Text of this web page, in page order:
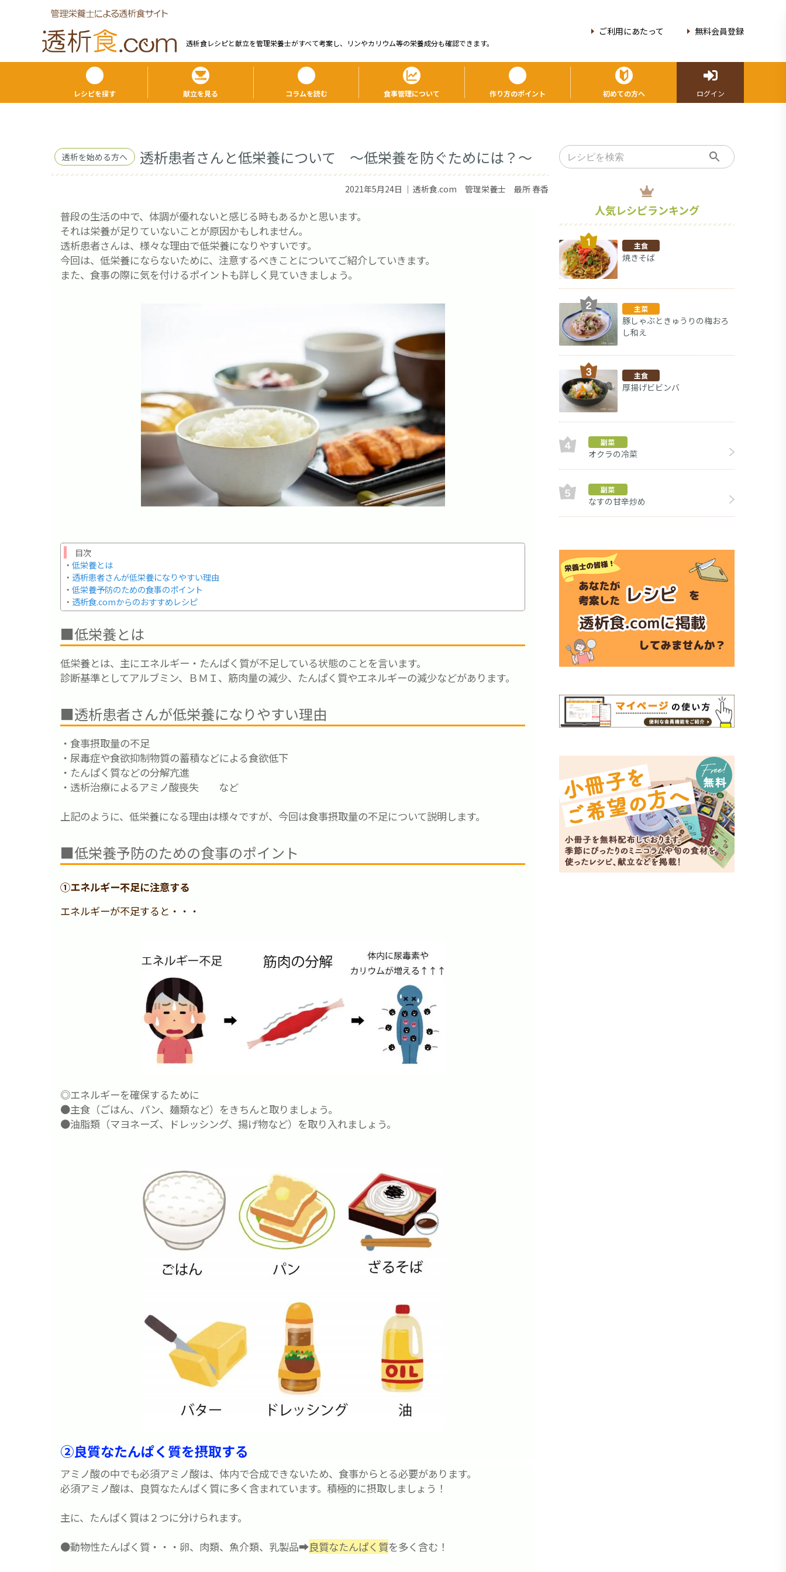
透析食レシピと献⽴を管理栄養⼠がすべて考案し、リンやカリウム等の栄養成分も確認できます。
ご利用にあたって 無料会員登録
レシピを探す 献立を見る コラムを読む 食事管理について 作り方のポイント 初めての方へ ログイン
透析を始める方へ 透析患者さんと低栄養について ～低栄養を防ぐためには？～
2021年5月24日 ｜ 透析食.com 管理栄養士 最所 春香
普段の生活の中で、体調が優れないと感じる時もあるかと思います。
それは栄養が足りていないことが原因かもしれません。
透析患者さんは、様々な理由で低栄養になりやすいです。
今回は、低栄養にならないために、注意するべきことについてご紹介していきます。
また、食事の際に気を付けるポイントも詳しく見ていきましょう。
目次
・ 低栄養とは
・ 透析患者さんが低栄養になりやすい理由
・ 低栄養予防のための食事のポイント
・ 透析食.comからのおすすめレシピ
■低栄養とは
低栄養とは、主にエネルギー・たんぱく質が不足している状態のことを言います。
診断基準としてアルブミン、ＢＭＩ、筋肉量の減少、たんぱく質やエネルギーの減少などがあります。
■透析患者さんが低栄養になりやすい理由
・食事摂取量の不足
・尿毒症や食欲抑制物質の蓄積などによる食欲低下
・たんぱく質などの分解亢進
・透析治療によるアミノ酸喪失 など
上記のように、低栄養になる理由は様々ですが、今回は食事摂取量の不足について説明します。
■低栄養予防のための食事のポイント
①エネルギー不足に注意する
エネルギーが不足すると・・・
◎エネルギーを確保するために
●主食（ごはん、パン、麺類など）をきちんと取りましょう。
●油脂類（マヨネーズ、ドレッシング、揚げ物など）を取り入れましょう。
②良質なたんぱく質を摂取する
アミノ酸の中でも必須アミノ酸は、体内で合成できないため、食事からとる必要があります。
必須アミノ酸は、良質なたんぱく質に多く含まれています。積極的に摂取しましょう！
主に、たんぱく質は２つに分けられます。
●動物性たんぱく質・・・卵、肉類、魚介類、乳製品➡良質なたんぱく質を多く含む！
人気レシピランキング
主食
焼きそば
主菜
豚しゃぶときゅうりの梅おろ
し和え
主食
厚揚げビビンバ
副菜
オクラの冷菜
副菜
なすの甘辛炒め